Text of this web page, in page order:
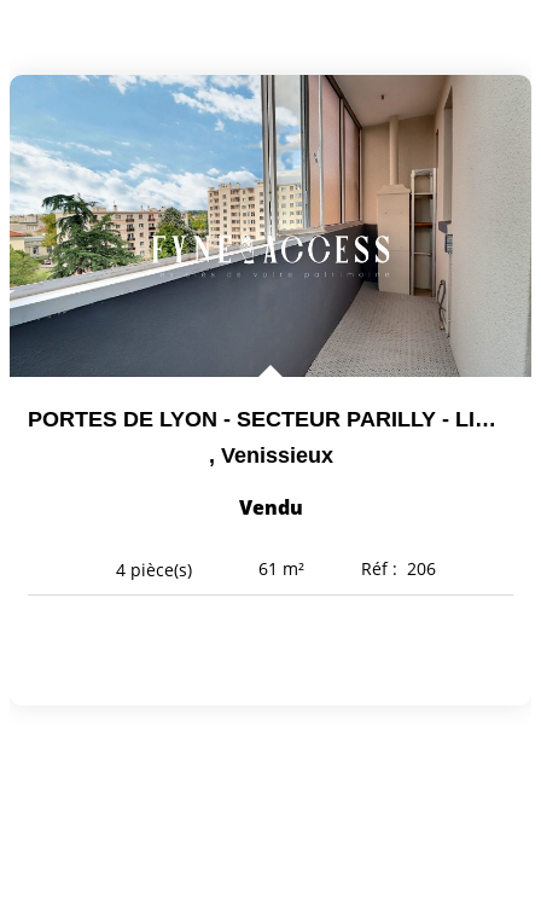
PORTES DE LYON - SECTEUR PARILLY - LIMITE LYON 8 -...
, Venissieux
Vendu
4 pièce(s) 61 m² Réf : 206